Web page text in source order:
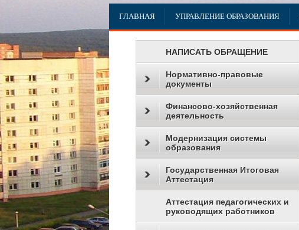
ГЛАВНАЯ УПРАВЛЕНИЕ ОБРАЗОВАНИЯ
НАПИСАТЬ ОБРАЩЕНИЕ
Нормативно-правовые
документы
Финансово-хозяйственная
деятельность
Модернизация системы
образования
Государственная Итоговая
Аттестация
Аттестация педагогических и
руководящих работников